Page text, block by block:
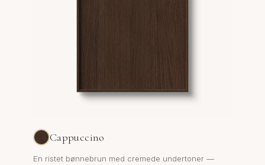
Cappuccino
En ristet bønnebrun med cremede undertoner —